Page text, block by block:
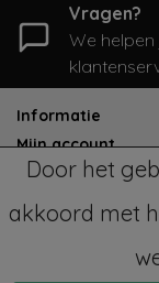
Vragen?
We
Informatie
Mijn account
Categorieën
Contactgegevens
© Copyright 2026 -
Door het
akkoord met